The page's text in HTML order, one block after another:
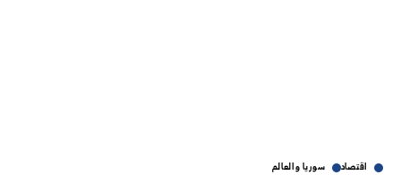
اقتصاد سوريا والعالم